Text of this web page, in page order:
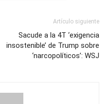
Artículo siguiente
Sacude a la 4T ‘exigencia
insostenible’ de Trump sobre
‘narcopolíticos’: WSJ